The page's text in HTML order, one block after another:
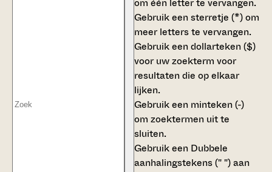
Gebruik eensterretje (*)om
meer letters te vervangen.
Gebruik eendollarteken ($)
voor uw zoekterm voor
resultaten die op elkaar
lijken.
Gebruik een minteken (-)
om zoektermen uit te
sluiten.
Gebruik een Dubbele
aanhalingstekens (" ")aan